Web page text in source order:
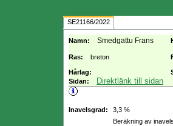
SE21166/2022
Namn: Smedgattu Frans
Ras: breton
Hårlag:
Sidan:
Direktlänk till sidan
Inavelsgrad:
3,3 %
Beräkning av